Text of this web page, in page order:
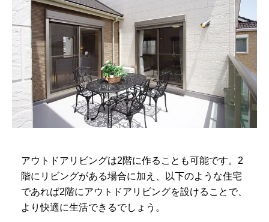
アウトドアリビングは2階に作ることも可能です。2
階にリビングがある場合に加え、以下のような住宅
であれば2階にアウトドアリビングを設けることで、
より快適に生活できるでしょう。